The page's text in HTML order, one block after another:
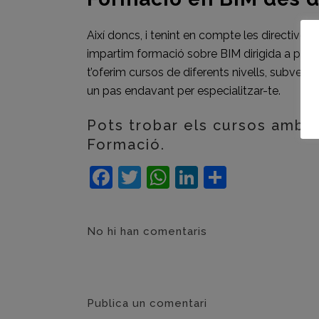
Així doncs, i tenint en compte les directives
impartim formació sobre BIM dirigida a
t’oferim cursos de diferents nivells,
un pas endavant per especialitzar-te.
Pots trobar els cursos amb
Formació.
Facebook
Twitter
WhatsApp
LinkedIn
No hi han comentaris
Publica un comentari